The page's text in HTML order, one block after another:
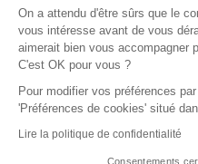
Du lundi au jeudi de 8h30 à 16h30 & le
vendredi de 8h30 à 15h30
On a attendu d'être sûrs que le
vous intéresse avant de vous
aimerait bien vous accompagner
C'est OK pour vous ?
Pour modifier vos préférences
'Préférences de cookies' situé
Lire la politique de confidentialité
Consentements